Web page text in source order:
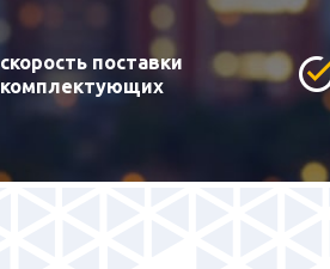
скорость поставки
комплектующих